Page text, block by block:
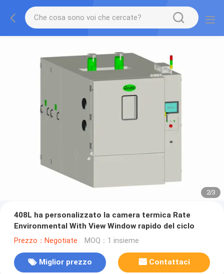
2/3
408L ha personalizzato la camera termica Rate
Environmental With View Window rapido del ciclo
Prezzo：Negotiate MOQ：1 insieme
Miglior prezzo Contattaci